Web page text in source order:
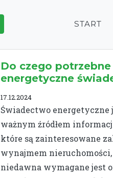
START
Do czego
energetyczne
17.12.2024
Świadectwo energetyczne
ważnym źródłem
które są zainteresowane
wynajmem nieruchomości,
niedawna wymagane jest